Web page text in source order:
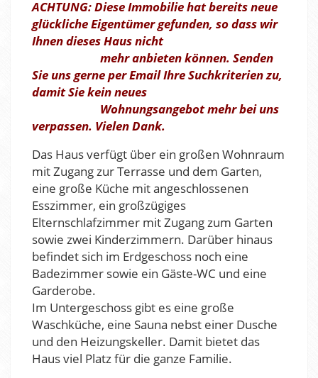
ACHTUNG: Diese Immobilie hat bereits neue
glückliche Eigentümer gefunden, so dass wir
Ihnen dieses Haus nicht
mehr anbieten können. Senden
Sie uns gerne per Email Ihre Suchkriterien zu,
damit Sie kein neues
Wohnungsangebot mehr bei uns
verpassen. Vielen Dank.
Das Haus verfügt über ein großen Wohnraum
mit Zugang zur Terrasse und dem Garten,
eine große Küche mit angeschlossenen
Esszimmer, ein großzügiges
Elternschlafzimmer mit Zugang zum Garten
sowie zwei Kinderzimmern. Darüber hinaus
befindet sich im Erdgeschoss noch eine
Badezimmer sowie ein Gäste-WC und eine
Garderobe.
Im Untergeschoss gibt es eine große
Waschküche, eine Sauna nebst einer Dusche
und den Heizungskeller. Damit bietet das
Haus viel Platz für die ganze Familie.